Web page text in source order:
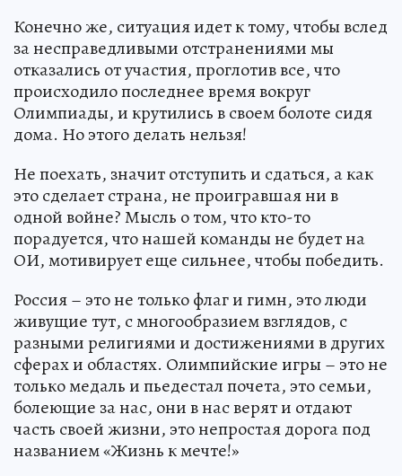
Конечно же, ситуация идет к тому, чтобы вслед
за несправедливыми отстранениями мы
отказались от участия, проглотив все, что
происходило последнее время вокруг
Олимпиады, и крутились в своем болоте сидя
дома. Но этого делать нельзя!
Не поехать, значит отступить и сдаться, а как
это сделает страна, не проигравшая ни в
одной войне? Мысль о том, что кто-то
порадуется, что нашей команды не будет на
ОИ, мотивирует еще сильнее, чтобы победить.
Россия – это не только флаг и гимн, это люди
живущие тут, с многообразием взглядов, с
разными религиями и достижениями в других
сферах и областях. Олимпийские игры – это не
только медаль и пьедестал почета, это семьи,
болеющие за нас, они в нас верят и отдают
часть своей жизни, это непростая дорога под
названием «Жизнь к мечте!»